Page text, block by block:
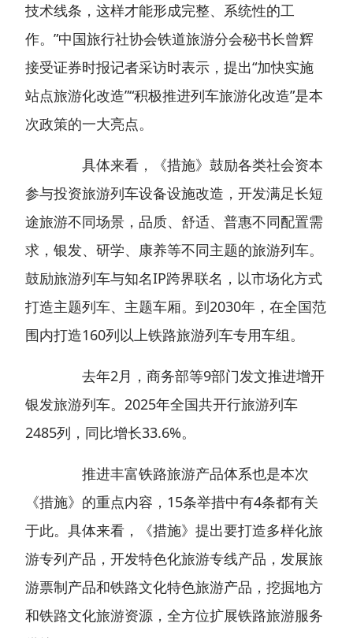
技术线条，这样才能形成完整、系统性的工
作。”中国旅行社协会铁道旅游分会秘书长曾辉
接受证券时报记者采访时表示，提出“加快实施
站点旅游化改造”“积极推进列车旅游化改造”是本
次政策的一大亮点。
具体来看，《措施》鼓励各类社会资本
参与投资旅游列车设备设施改造，开发满足长短
途旅游不同场景，品质、舒适、普惠不同配置需
求，银发、研学、康养等不同主题的旅游列车。
鼓励旅游列车与知名IP跨界联名，以市场化方式
打造主题列车、主题车厢。到2030年，在全国范
围内打造160列以上铁路旅游列车专用车组。
去年2月，商务部等9部门发文推进增开
银发旅游列车。2025年全国共开行旅游列车
2485列，同比增长33.6%。
推进丰富铁路旅游产品体系也是本次
《措施》的重点内容，15条举措中有4条都有关
于此。具体来看，《措施》提出要打造多样化旅
游专列产品，开发特色化旅游专线产品，发展旅
游票制产品和铁路文化特色旅游产品，挖掘地方
和铁路文化旅游资源，全方位扩展铁路旅游服务